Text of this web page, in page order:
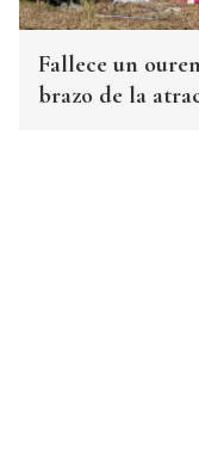
Fallece un
brazo de la